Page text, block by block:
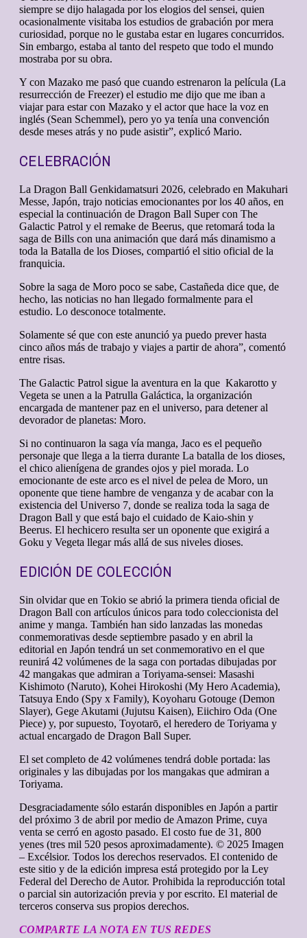
siempre se dijo halagada por los elogios del sensei, quien
ocasionalmente visitaba los estudios de grabación por mera
curiosidad, porque no le gustaba estar en lugares concurridos.
Sin embargo, estaba al tanto del respeto que todo el mundo
mostraba por su obra.
Y con Mazako me pasó que cuando estrenaron la película (La
resurrección de Freezer) el estudio me dijo que me iban a
viajar para estar con Mazako y el actor que hace la voz en
inglés (Sean Schemmel), pero yo ya tenía una convención
desde meses atrás y no pude asistir”, explicó Mario.
CELEBRACIÓN
La Dragon Ball Genkidamatsuri 2026, celebrado en Makuhari
Messe, Japón, trajo noticias emocionantes por los 40 años, en
especial la continuación de Dragon Ball Super con The
Galactic Patrol y el remake de Beerus, que retomará toda la
saga de Bills con una animación que dará más dinamismo a
toda la Batalla de los Dioses, compartió el sitio oficial de la
franquicia.
Sobre la saga de Moro poco se sabe, Castañeda dice que, de
hecho, las noticias no han llegado formalmente para el
estudio. Lo desconoce totalmente.
Solamente sé que con este anunció ya puedo prever hasta
cinco años más de trabajo y viajes a partir de ahora”, comentó
entre risas.
The Galactic Patrol sigue la aventura en la que Kakarotto y
Vegeta se unen a la Patrulla Galáctica, la organización
encargada de mantener paz en el universo, para detener al
devorador de planetas: Moro.
Si no continuaron la saga vía manga, Jaco es el pequeño
personaje que llega a la tierra durante La batalla de los dioses,
el chico alienígena de grandes ojos y piel morada. Lo
emocionante de este arco es el nivel de pelea de Moro, un
oponente que tiene hambre de venganza y de acabar con la
existencia del Universo 7, donde se realiza toda la saga de
Dragon Ball y que está bajo el cuidado de Kaio-shin y
Beerus. El hechicero resulta ser un oponente que exigirá a
Goku y Vegeta llegar más allá de sus niveles dioses.
EDICIÓN DE COLECCIÓN
Sin olvidar que en Tokio se abrió la primera tienda oficial de
Dragon Ball con artículos únicos para todo coleccionista del
anime y manga. También han sido lanzadas las monedas
conmemorativas desde septiembre pasado y en abril la
editorial en Japón tendrá un set conmemorativo en el que
reunirá 42 volúmenes de la saga con portadas dibujadas por
42 mangakas que admiran a Toriyama-sensei: Masashi
Kishimoto (Naruto), Kohei Hirokoshi (My Hero Academia),
Tatsuya Endo (Spy x Family), Koyoharu Gotouge (Demon
Slayer), Gege Akutami (Jujutsu Kaisen), Eiichiro Oda (One
Piece) y, por supuesto, Toyotarō, el heredero de Toriyama y
actual encargado de Dragon Ball Super.
El set completo de 42 volúmenes tendrá doble portada: las
originales y las dibujadas por los mangakas que admiran a
Toriyama.
Desgraciadamente sólo estarán disponibles en Japón a partir
del próximo 3 de abril por medio de Amazon Prime, cuya
venta se cerró en agosto pasado. El costo fue de 31, 800
yenes (tres mil 520 pesos aproximadamente). © 2025 Imagen
– Excélsior. Todos los derechos reservados. El contenido de
este sitio y de la edición impresa está protegido por la Ley
Federal del Derecho de Autor. Prohibida la reproducción total
o parcial sin autorización previa y por escrito. El material de
terceros conserva sus propios derechos.
COMPARTE LA NOTA EN TUS REDES